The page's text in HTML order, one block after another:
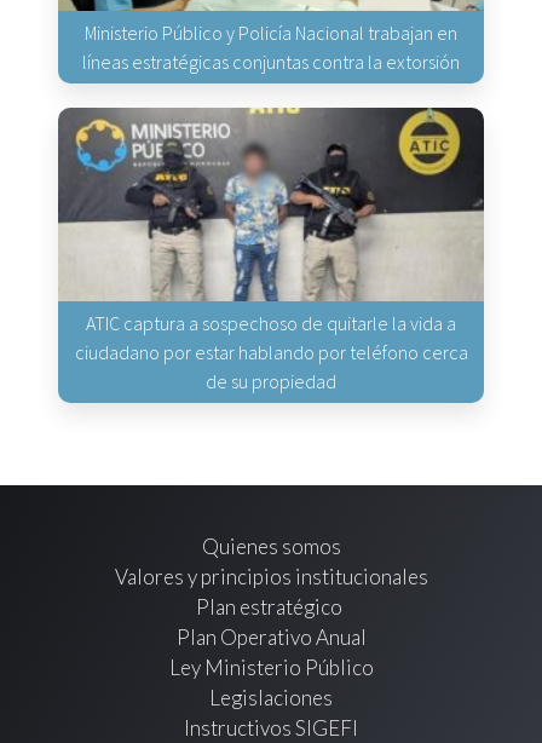
Ministerio Público y Policía Nacional trabajan en
líneas estratégicas conjuntas contra la extorsión
ATIC captura a sospechoso de quitarle la vida a
ciudadano por estar hablando por teléfono cerca
de su propiedad
Quienes somos
Valores y principios institucionales
Plan estratégico
Plan Operativo Anual
Ley Ministerio Público
Legislaciones
Instructivos SIGEFI